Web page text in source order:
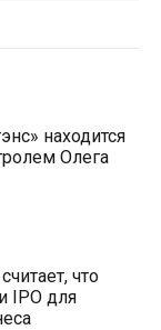
находится
Олега
что
IPO для